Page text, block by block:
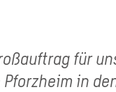
für
in